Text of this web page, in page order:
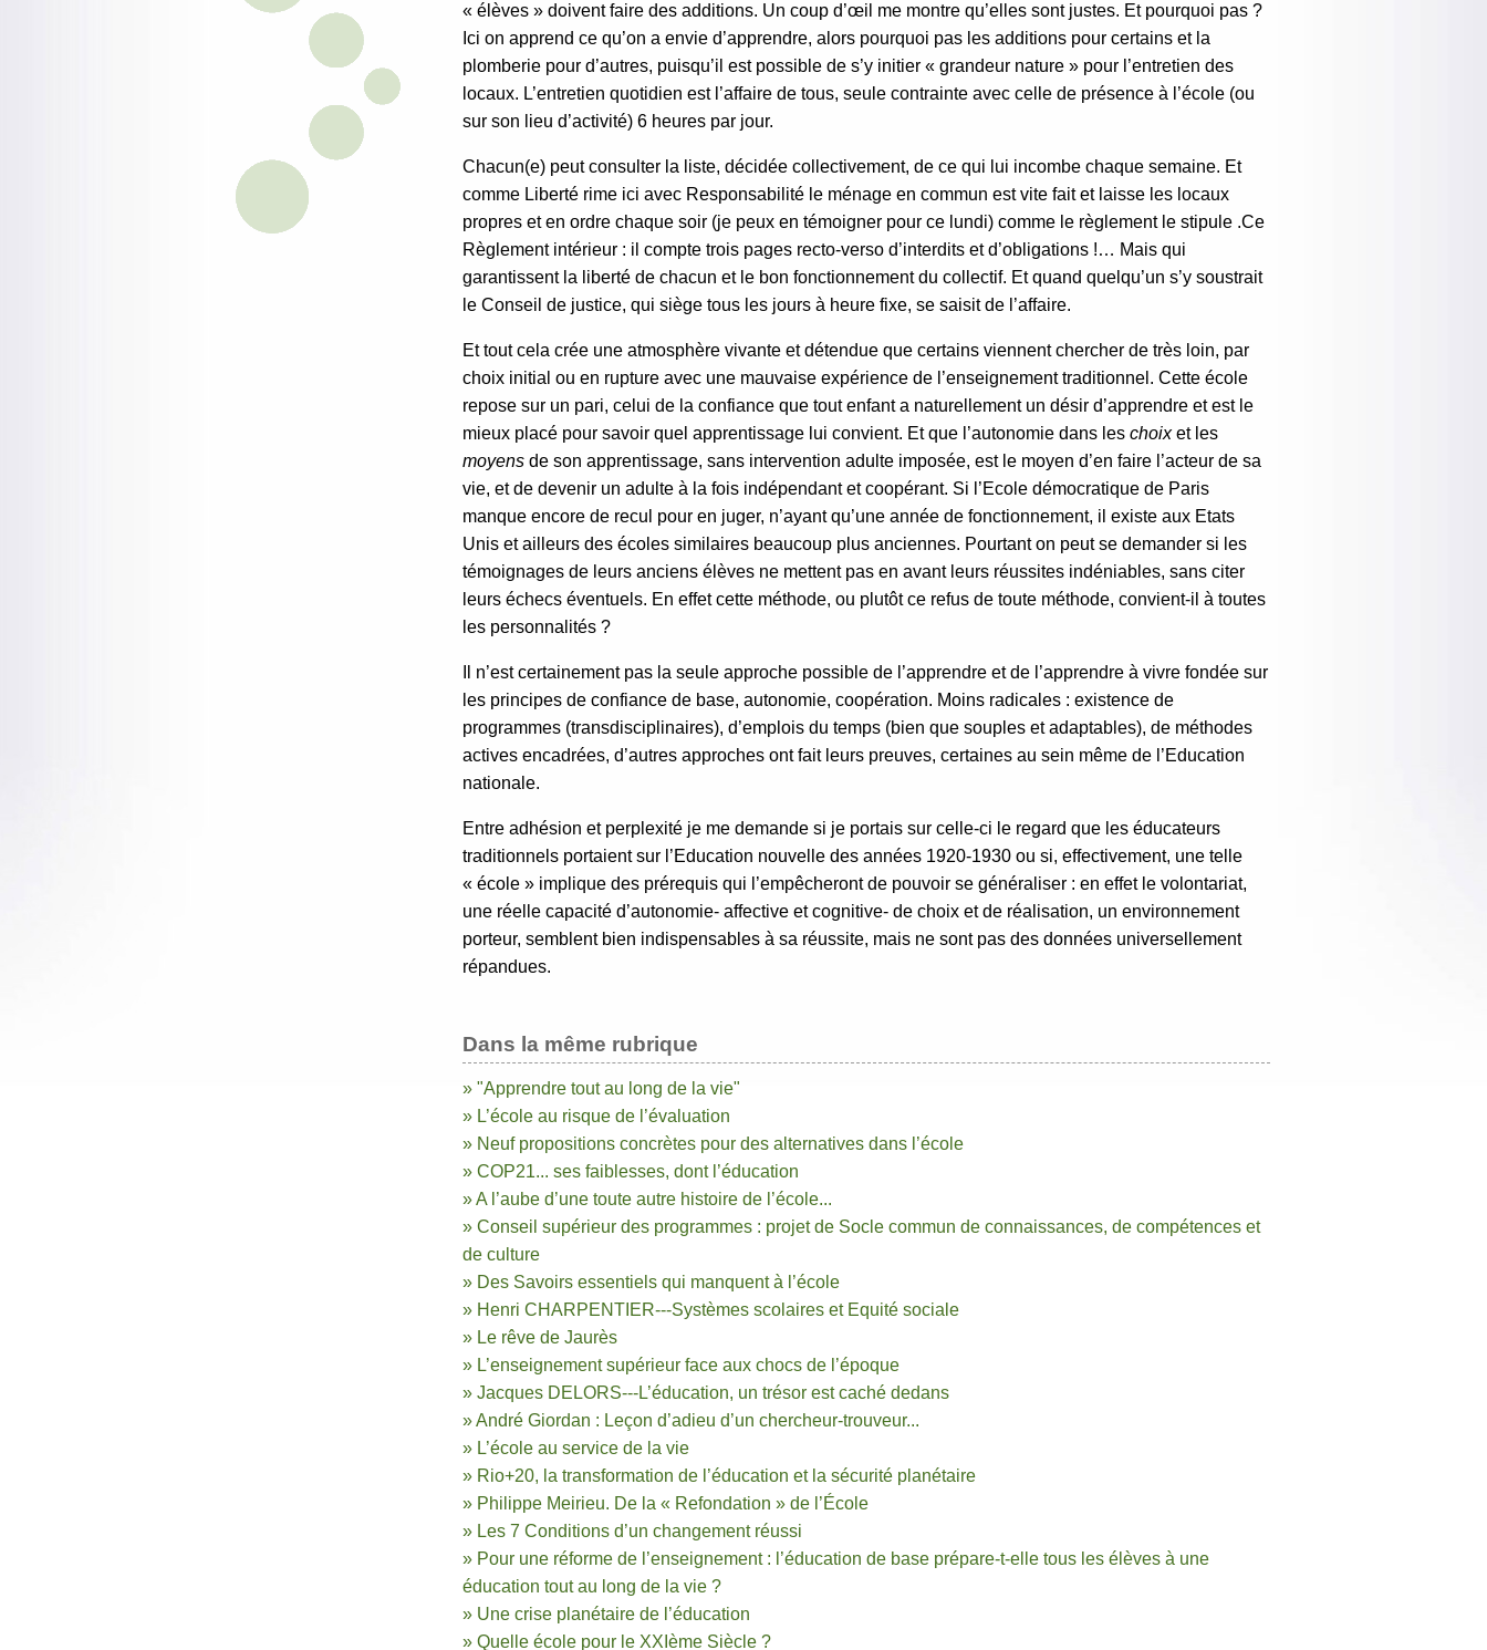
« élèves » doivent faire des additions. Un coup d’œil me montre qu’elles sont justes. Et pourquoi pas ?
Ici on apprend ce qu’on a envie d’apprendre, alors pourquoi pas les additions pour certains et la
plomberie pour d’autres, puisqu’il est possible de s’y initier « grandeur nature » pour l’entretien des
locaux. L’entretien quotidien est l’affaire de tous, seule contrainte avec celle de présence à l’école (ou
sur son lieu d’activité) 6 heures par jour.
Chacun(e) peut consulter la liste, décidée collectivement, de ce qui lui incombe chaque semaine. Et
comme Liberté rime ici avec Responsabilité le ménage en commun est vite fait et laisse les locaux
propres et en ordre chaque soir (je peux en témoigner pour ce lundi) comme le règlement le stipule .Ce
Règlement intérieur : il compte trois pages recto-verso d’interdits et d’obligations !… Mais qui
garantissent la liberté de chacun et le bon fonctionnement du collectif. Et quand quelqu’un s’y soustrait
le Conseil de justice, qui siège tous les jours à heure fixe, se saisit de l’affaire.
Et tout cela crée une atmosphère vivante et détendue que certains viennent chercher de très loin, par
choix initial ou en rupture avec une mauvaise expérience de l’enseignement traditionnel. Cette école
repose sur un pari, celui de la confiance que tout enfant a naturellement un désir d’apprendre et est le
mieux placé pour savoir quel apprentissage lui convient. Et que l’autonomie dans les choixet les
moyens de son apprentissage, sans intervention adulte imposée, est le moyen d’en faire l’acteur de sa
vie, et de devenir un adulte à la fois indépendant et coopérant. Si l’Ecole démocratique de Paris
manque encore de recul pour en juger, n’ayant qu’une année de fonctionnement, il existe aux Etats
Unis et ailleurs des écoles similaires beaucoup plus anciennes. Pourtant on peut se demander si les
témoignages de leurs anciens élèves ne mettent pas en avant leurs réussites indéniables, sans citer
leurs échecs éventuels. En effet cette méthode, ou plutôt ce refus de toute méthode, convient-il à toutes
les personnalités ?
Il n’est certainement pas la seule approche possible de l’apprendre et de l’apprendre à vivre fondée sur
les principes de confiance de base, autonomie, coopération. Moins radicales : existence de
programmes (transdisciplinaires), d’emplois du temps (bien que souples et adaptables), de méthodes
actives encadrées, d’autres approches ont fait leurs preuves, certaines au sein même de l’Education
nationale.
Entre adhésion et perplexité je me demande si je portais sur celle-ci le regard que les éducateurs
traditionnels portaient sur l’Education nouvelle des années 1920-1930 ou si, effectivement, une telle
« école » implique des prérequis qui l’empêcheront de pouvoir se généraliser : en effet le volontariat,
une réelle capacité d’autonomie- affective et cognitive- de choix et de réalisation, un environnement
porteur, semblent bien indispensables à sa réussite, mais ne sont pas des données universellement
répandues.
Dans la même rubrique
» "Apprendre tout au long de la vie"
» L’école au risque de l’évaluation
» Neuf propositions concrètes pour des alternatives dans l’école
» COP21... ses faiblesses, dont l’éducation
» A l’aube d’une toute autre histoire de l’école...
» Conseil supérieur des programmes : projet de Socle commun de connaissances, de compétences et
de culture
» Des Savoirs essentiels qui manquent à l’école
» Henri CHARPENTIER---Systèmes scolaires et Equité sociale
» Le rêve de Jaurès
» L’enseignement supérieur face aux chocs de l’époque
» Jacques DELORS---L’éducation, un trésor est caché dedans
» André Giordan : Leçon d’adieu d’un chercheur-trouveur...
» L’école au service de la vie
» Rio+20, la transformation de l’éducation et la sécurité planétaire
» Philippe Meirieu. De la « Refondation » de l’École
» Les 7 Conditions d’un changement réussi
» Pour une réforme de l’enseignement : l’éducation de base prépare-t-elle tous les élèves à une
éducation tout au long de la vie ?
» Une crise planétaire de l’éducation
» Quelle école pour le XXIème Siècle ?